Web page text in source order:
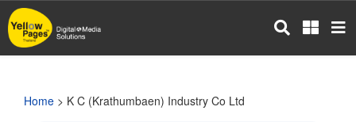
Skip
to
main
Home > K C (Krathumbaen) Industry Co Ltd